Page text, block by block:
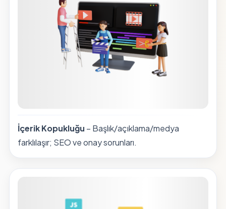
İçerik Kopukluğu – Başlık/açıklama/medya
farklılaşır; SEO ve onay sorunları.